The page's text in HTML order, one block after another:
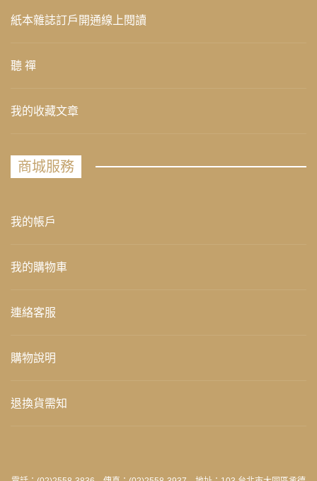
紙本雜誌訂戶開通線上閱讀
聽 禪
我的收藏文章
商城服務
我的帳戶
我的購物車
連絡客服
購物說明
退換貨需知